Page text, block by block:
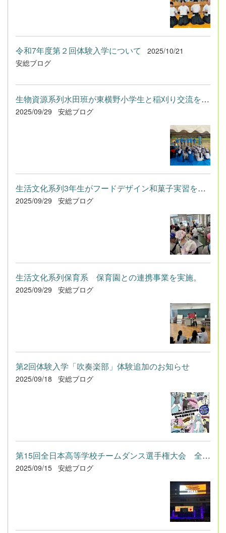
令和7年度第２回体験入学について
2025/10/21
安総ブログ
生物資源系列水田班が東横野小学生と稲刈り交流を行いました。
2025/09/29 安総ブログ
生活文化系列3年生がフードデザイン和菓子実習を行いました。
2025/09/29 安総ブログ
生活文化系列保育系 保育園との連携事業を実施。
2025/09/29 安総ブログ
第2回体験入学「吹奏楽部」体験追加のお知らせ
2025/09/18 安総ブログ
第15回全日本高等学校チームダンス選手権大会 全国大会
2025/09/15 安総ブログ